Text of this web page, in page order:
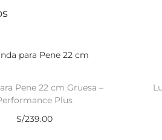
Pene 22 cm Gruesa –
Plus
S/239.00